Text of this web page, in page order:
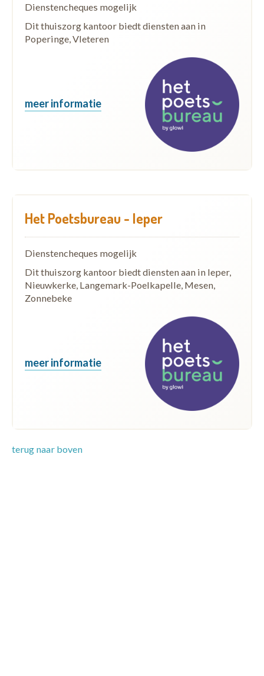
Dienstencheques mogelijk
Dit thuiszorg kantoor biedt diensten aan in
Poperinge, Vleteren
meer informatie
Het Poetsbureau - Ieper
Dienstencheques mogelijk
Dit thuiszorg kantoor biedt diensten aan in Ieper,
Nieuwkerke, Langemark-Poelkapelle, Mesen,
Zonnebeke
meer informatie
terug naar boven